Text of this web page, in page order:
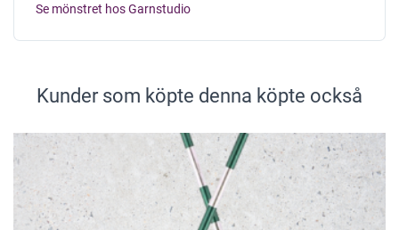
Se mönstret hos Garnstudio
Kunder som köpte denna köpte också